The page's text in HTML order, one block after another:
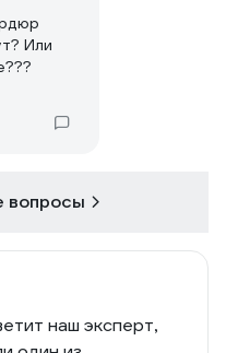
Или
вопросы
наш эксперт,